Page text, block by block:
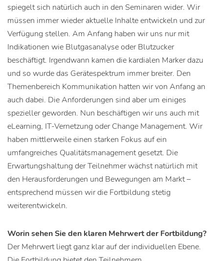
spiegelt sich natürlich auch in den Seminaren wider. Wir
müssen immer wieder aktuelle Inhalte entwickeln und zur
Verfügung stellen. Am Anfang haben wir uns nur mit
Indikationen wie Blutgasanalyse oder Blutzucker
beschäftigt. Irgendwann kamen die kardialen Marker dazu
und so wurde das Gerätespektrum immer breiter. Den
Themenbereich Kommunikation hatten wir von Anfang an
auch dabei. Die Anforderungen sind aber um einiges
spezieller geworden. Nun beschäftigen wir uns auch mit
eLearning, IT-Vernetzung oder Change Management. Wir
haben mittlerweile einen starken Fokus auf ein
umfangreiches Qualitätsmanagement gesetzt. Die
Erwartungshaltung der Teilnehmer wächst natürlich mit
den Herausforderungen und Bewegungen am Markt –
entsprechend müssen wir die Fortbildung stetig
weiterentwickeln.
Worin sehen Sie den klaren Mehrwert der Fortbildung?
Der Mehrwert liegt ganz klar auf der individuellen Ebene.